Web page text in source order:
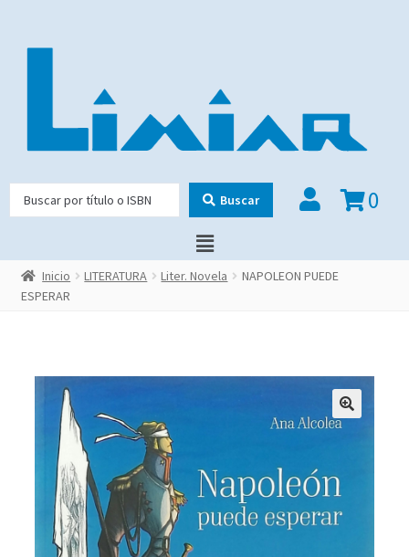
Buscar 0
Inicio LITERATURA Liter. Novela
NAPOLEON PUEDE
ESPERAR